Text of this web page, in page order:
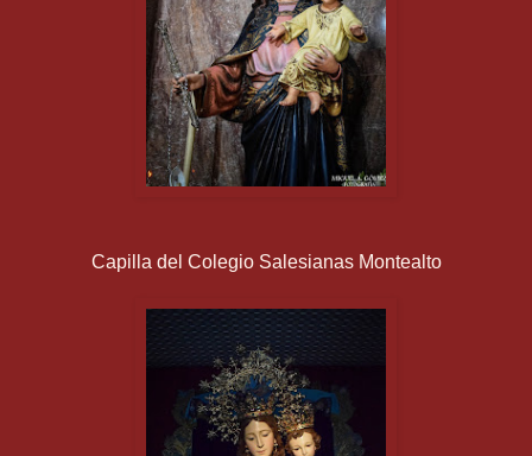
Capilla del Colegio Salesianas Montealto